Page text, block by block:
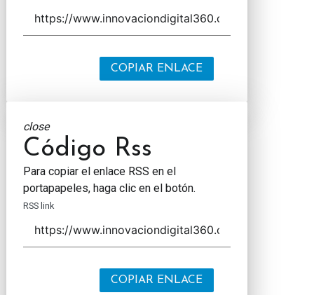
COPIAR ENLACE
close
Código Rss
Para copiar el enlace RSS en el
portapapeles, haga clic en el botón.
RSS link
COPIAR ENLACE